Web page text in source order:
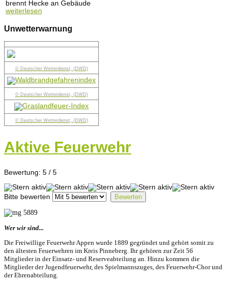
brennt Hecke an Gebäude
weiterlesen
Unwetterwarnung
© Deutscher Wetterdienst, (DWD)
© Deutscher Wetterdienst, (DWD)
© Deutscher Wetterdienst, (DWD)
Aktive Feuerwehr
Bewertung: 5 / 5
Bitte bewerten
Wer wir sind...
Die Freiwillige Feuerwehr Appen wurde 1889 gegründet und gehört somit zu
den ältesten Feuerwehren im Kreis Pinneberg. Ihr gehören zur Zeit 56
Mitglieder in der Einsatz- und Reserveabteilung an. Hinzu kommen die
Mitglieder der Jugendfeuerwehr, des Spielmannszuges, des Feuerwehr-Chor und
der Ehrenabteilung.